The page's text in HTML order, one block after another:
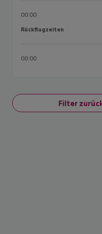
00:00
Rückflugzeiten
Rückflugzeiten
00:00
Filter